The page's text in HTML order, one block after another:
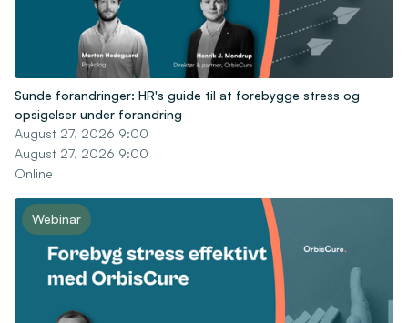
Sunde forandringer: HR's guide til at forebygge stress og
opsigelser under forandring
August 27, 2026 9:00
August 27, 2026 9:00
Online
Webinar